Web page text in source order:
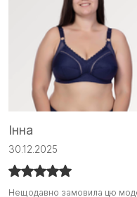
Інна
30.12.2025
Нещодавно замовила цю
Нещодавно замовила цю